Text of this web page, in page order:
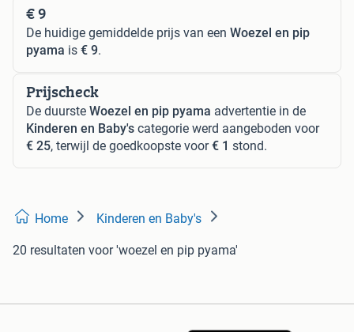
€ 9
De huidige gemiddelde prijs van een Woezel en pip
pyama is € 9.
Prijscheck
De duurste Woezel en pip pyama advertentie in de
Kinderen en Baby's categorie werd aangeboden voor
€ 25, terwijl de goedkoopste voor€ 1 stond.
Home Kinderen en Baby's
20 resultaten voor 'woezel en pip pyama'